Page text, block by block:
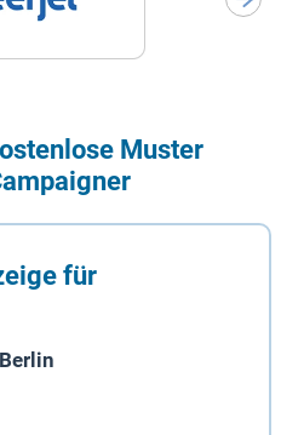
Muster
für